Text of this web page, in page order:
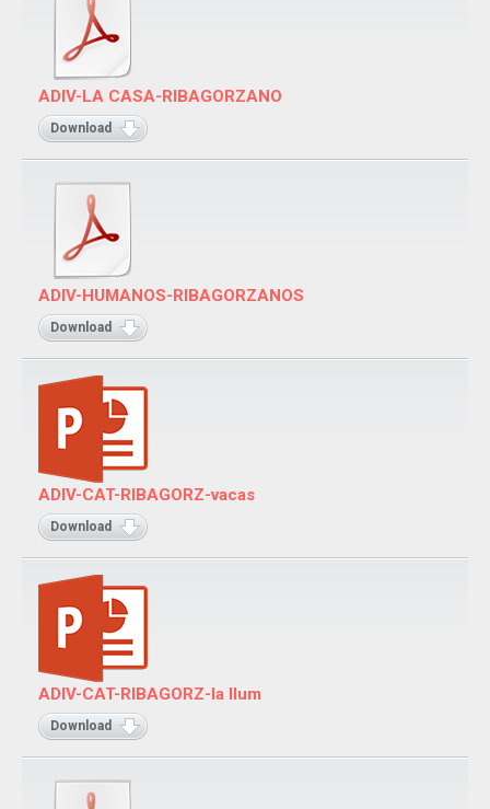
ADIV-LA CASA-RIBAGORZANO
Download
ADIV-HUMANOS-RIBAGORZANOS
Download
ADIV-CAT-RIBAGORZ-vacas
Download
ADIV-CAT-RIBAGORZ-la llum
Download